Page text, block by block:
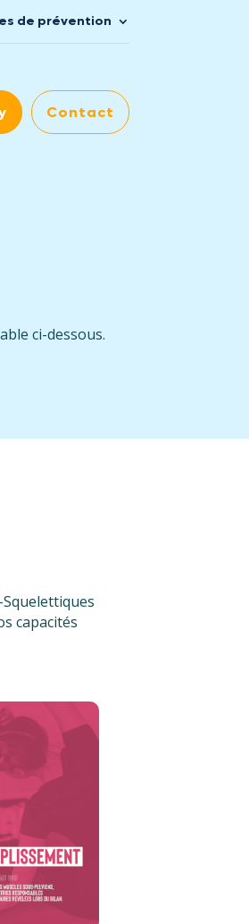
de prévention
Contact
ci-dessous.
capacités